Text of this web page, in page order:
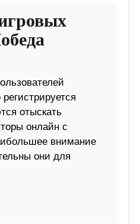
отыскать
онлайн с
внимание
они для